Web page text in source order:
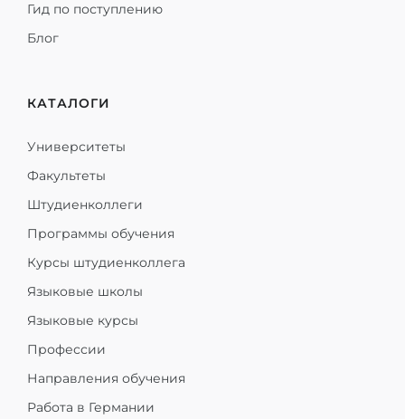
Гид по поступлению
Блог
КАТАЛОГИ
Университеты
Факультеты
Штудиенколлеги
Программы обучения
Курсы штудиенколлега
Языковые школы
Языковые курсы
Профессии
Направления обучения
Работа в Германии